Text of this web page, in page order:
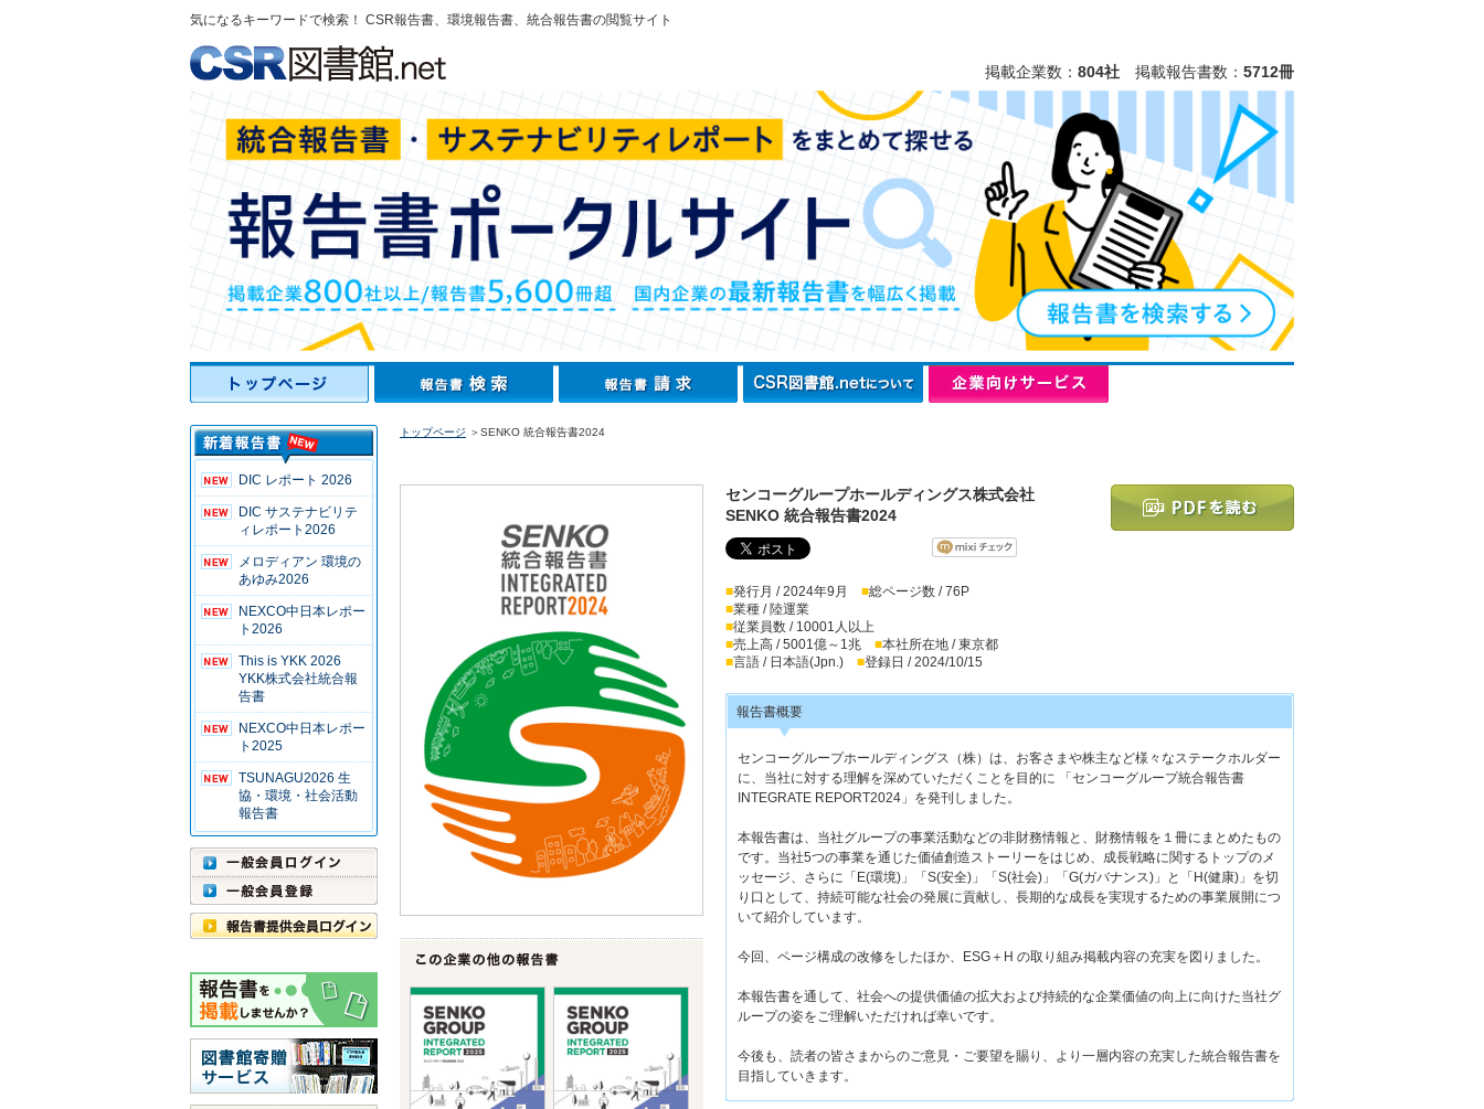
気になるキーワードで検索！ CSR報告書、環境報告書、統合報告書の閲覧サイト
掲載企業数： 804社 掲載報告書数： 5712冊
DIC レポート 2026
DIC サステナビリテ
ィレポート2026
メロディアン 環境の
あゆみ2026
NEXCO中日本レポー
ト2026
This is YKK 2026
YKK株式会社統合報
告書
NEXCO中日本レポー
ト2025
TSUNAGU2026 生
協・環境・社会活動
報告書
トップページ ＞SENKO 統合報告書2024
センコーグループホールディングス株式会社
SENKO 統合報告書2024
■発行月 / 2024年9月 ■総ページ数 / 76P
■業種 / 陸運業
■従業員数 / 10001人以上
■売上高 / 5001億～1兆 ■本社所在地 / 東京都
■言語 / 日本語(Jpn.) ■登録日 / 2024/10/15
報告書概要
センコーグループホールディングス（株）は、お客さまや株主など様々なステークホルダー
に、当社に対する理解を深めていただくことを目的に 「センコーグループ統合報告書
INTEGRATE REPORT2024」を発刊しました。
本報告書は、当社グループの事業活動などの非財務情報と、財務情報を１冊にまとめたもの
です。当社5つの事業を通じた価値創造ストーリーをはじめ、成長戦略に関するトップのメ
ッセージ、さらに「E(環境)」「S(安全)」「S(社会)」「G(ガバナンス)」と「H(健康)」を切
り口として、持続可能な社会の発展に貢献し、長期的な成長を実現するための事業展開につ
いて紹介しています。
今回、ページ構成の改修をしたほか、ESG＋H の取り組み掲載内容の充実を図りました。
本報告書を通して、社会への提供価値の拡大および持続的な企業価値の向上に向けた当社グ
ループの姿をご理解いただければ幸いです。
今後も、読者の皆さまからのご意見・ご要望を賜り、より一層内容の充実した統合報告書を
目指していきます。